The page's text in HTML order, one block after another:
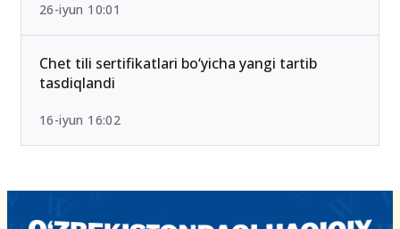
26-iyun 10:01
Chet tili sertifikatlari bo‘yicha yangi tartib
tasdiqlandi
16-iyun 16:02